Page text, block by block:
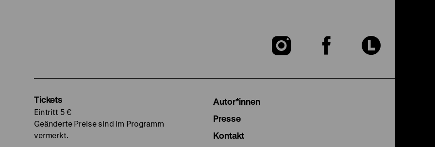
Zu
Zu
Zu
Tickets
Eintritt 5 €
Geänderte Preise sind im Programm
vermerkt.
Autor*innen
Presse
Kontakt